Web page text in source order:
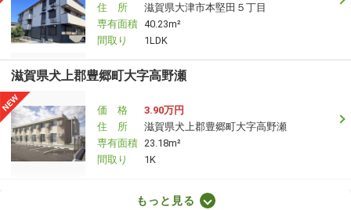
住 所
滋賀県大津市本堅田５丁目
専有面積 40.23m²
間取り
1LDK
滋賀県犬上郡豊郷町大字高野瀬
価 格
3.90万円
住 所
滋賀県犬上郡豊郷町大字高野瀬
専有面積 23.18m²
間取り
1K
滋賀県甲賀市水口町新城もっと見る